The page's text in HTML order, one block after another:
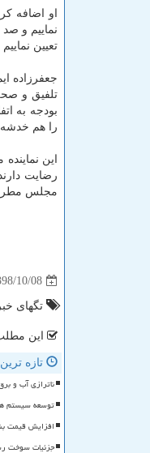
تعیین نماییم چیزی بالغ بر ۴۰
را هم خدشه
رضایت
مجلس مطرح
10/08
تگهای
این
تازه
ناترازی آب و
توسعه سیستم های هوشمند
افزایش قیمت
جزئیات سوخت